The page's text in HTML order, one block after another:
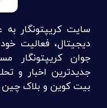
سایت کریپتونگار
جوان کریپتونگار
جدیدترین اخبار و
بیت کوین و بلاک چین